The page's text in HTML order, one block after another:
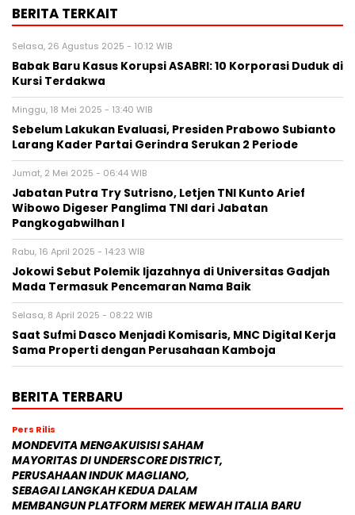
BERITA TERKAIT
Selasa, 26 Agustus 2025 - 10:12 WIB
Babak Baru Kasus Korupsi ASABRI: 10 Korporasi Duduk di
Kursi Terdakwa
Minggu, 18 Mei 2025 - 13:40 WIB
Sebelum Lakukan Evaluasi, Presiden Prabowo Subianto
Larang Kader Partai Gerindra Serukan 2 Periode
Jumat, 2 Mei 2025 - 06:44 WIB
Jabatan Putra Try Sutrisno, Letjen TNI Kunto Arief
Wibowo Digeser Panglima TNI dari Jabatan
Pangkogabwilhan I
Rabu, 16 April 2025 - 14:23 WIB
Jokowi Sebut Polemik Ijazahnya di Universitas Gadjah
Mada Termasuk Pencemaran Nama Baik
Selasa, 8 April 2025 - 08:22 WIB
Saat Sufmi Dasco Menjadi Komisaris, MNC Digital Kerja
Sama Properti dengan Perusahaan Kamboja
BERITA TERBARU
Pers Rilis
MONDEVITA MENGAKUISISI SAHAM
MAYORITAS DI UNDERSCORE DISTRICT,
PERUSAHAAN INDUK MAGLIANO,
SEBAGAI LANGKAH KEDUA DALAM
MEMBANGUN PLATFORM MEREK MEWAH ITALIA BARU